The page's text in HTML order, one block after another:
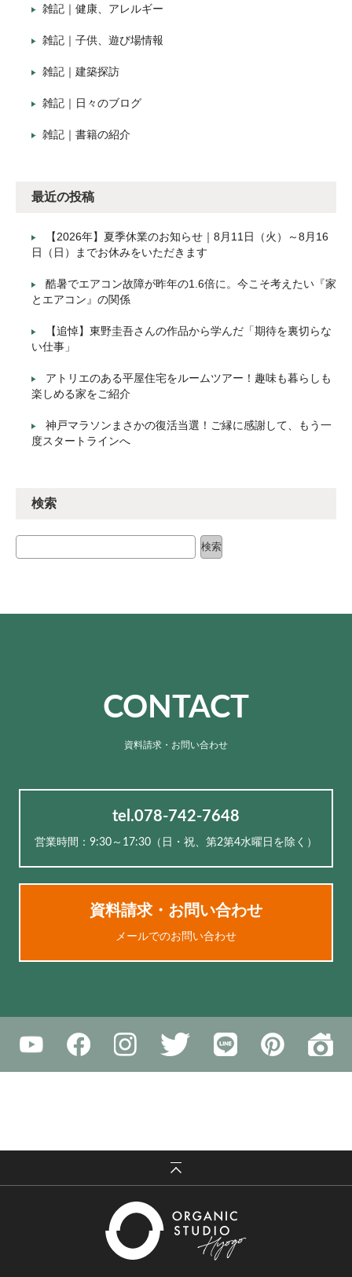
雑記｜健康、アレルギー
雑記｜子供、遊び場情報
雑記｜建築探訪
雑記｜日々のブログ
雑記｜書籍の紹介
最近の投稿
【2026年】夏季休業のお知らせ｜8月11日（火）～8月16
日（日）までお休みをいただきます
酷暑でエアコン故障が昨年の1.6倍に。今こそ考えたい『家
とエアコン』の関係
【追悼】東野圭吾さんの作品から学んだ「期待を裏切らな
い仕事」
アトリエのある平屋住宅をルームツアー！趣味も暮らしも
楽しめる家をご紹介
神戸マラソンまさかの復活当選！ご縁に感謝して、もう一
度スタートラインへ
検索
検索
検索
CONTACT
資料請求・お問い合わせ
tel.078-742-7648
営業時間：9:30～17:30（⽇・祝、第2第4水曜日を除く）
資料請求・お問い合わせ
メールでのお問い合わせ